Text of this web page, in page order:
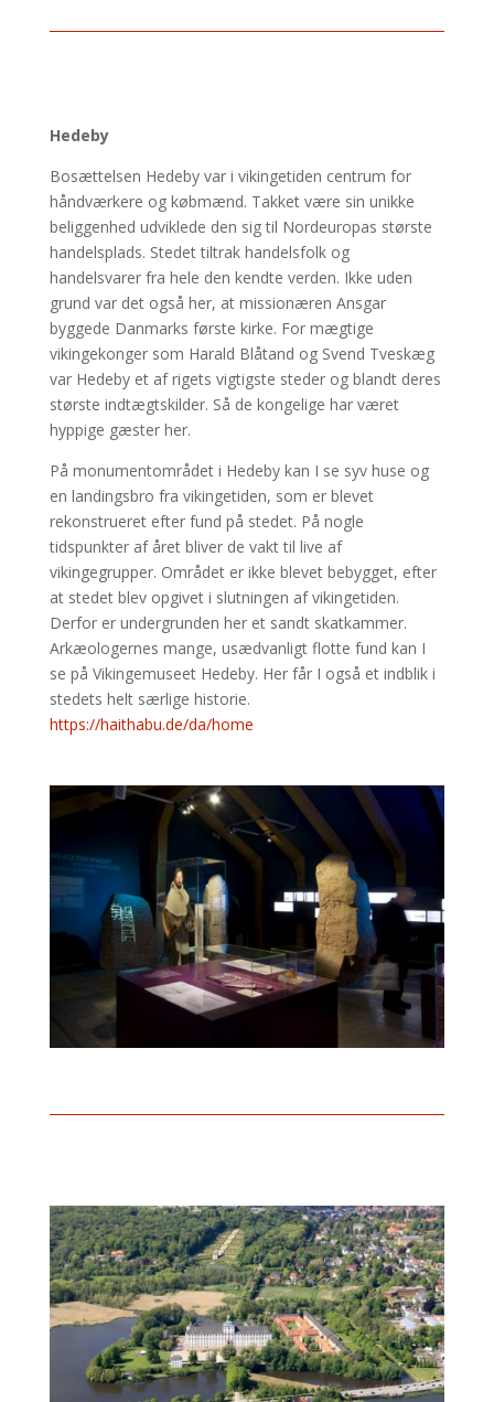
Hedeby
Bosættelsen Hedeby var i vikingetiden centrum for
håndværkere og købmænd. Takket være sin unikke
beliggenhed udviklede den sig til Nordeuropas største
handelsplads. Stedet tiltrak handelsfolk og
handelsvarer fra hele den kendte verden. Ikke uden
grund var det også her, at missionæren Ansgar
byggede Danmarks første kirke. For mægtige
vikingekonger som Harald Blåtand og Svend Tveskæg
var Hedeby et af rigets vigtigste steder og blandt deres
største indtægtskilder. Så de kongelige har været
hyppige gæster her.
På monumentområdet i Hedeby kan I se syv huse og
en landingsbro fra vikingetiden, som er blevet
rekonstrueret efter fund på stedet. På nogle
tidspunkter af året bliver de vakt til live af
vikingegrupper. Området er ikke blevet bebygget, efter
at stedet blev opgivet i slutningen af vikingetiden.
Derfor er undergrunden her et sandt skatkammer.
Arkæologernes mange, usædvanligt flotte fund kan I
se på Vikingemuseet Hedeby. Her får I også et indblik i
stedets helt særlige historie.
https://haithabu.de/da/home